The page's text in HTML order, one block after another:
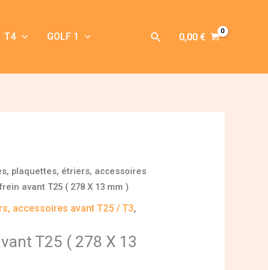
T4 GOLF 1 Rechercher
0,00 €
plaquettes, étriers, accessoires
avant T25 ( 278 X 13 mm )
accessoires avant T25 / T3,
T25 ( 278 X 13